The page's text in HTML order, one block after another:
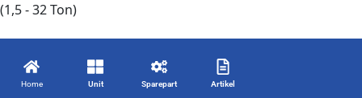
(1,5 - 32 Ton)
Home Unit Sparepart Artikel